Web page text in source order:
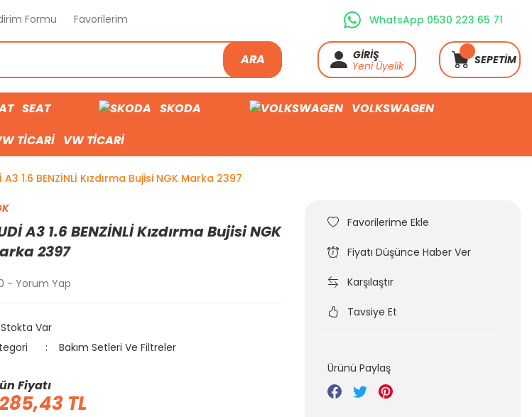
Formu Favorilerim
ARA
WhatsApp 0530 223 65 71
GİRİŞ
Yeni Üyelik
SEPETİM
SEAT SKODA
VOLKSWAGEN
VW TİCARİ
A3 1.6 BENZİNLİ Kızdırma Bujisi NGK Marka 2397
A3 1.6 BENZİNLİ Kızdırma Bujisi NGK
2397
- Yorum Yap
Stokta Var
Bakım Setleri Ve Filtreler
Fiyatı
TL
Fiyatı Düşünce Haber Ver
Karşılaştır
Tavsiye Et
Ürünü Paylaş